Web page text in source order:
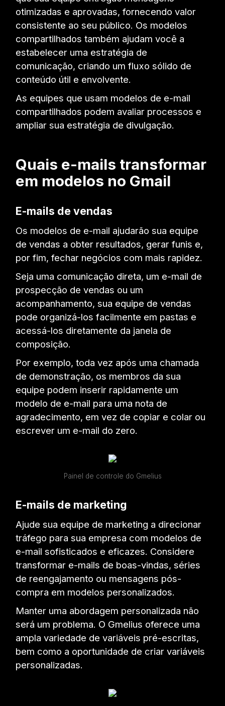
otimizadas e aprovadas, fornecendo valor
consistente ao seu público. Os modelos
compartilhados também ajudam você a
estabelecer uma estratégia de
comunicação, criando um fluxo sólido de
conteúdo útil e envolvente.
As equipes que usam modelos de e-mail
compartilhados podem avaliar processos e
ampliar sua estratégia de divulgação.
Quais e-mails transformar
em modelos no Gmail
E-mails de vendas
Os modelos de e-mail ajudarão sua equipe
de vendas a obter resultados, gerar funis e,
por fim, fechar negócios com mais rapidez.
Seja uma comunicação direta, um e-mail de
prospecção de vendas ou um
acompanhamento, sua equipe de vendas
pode organizá-los facilmente em pastas e
acessá-los diretamente da janela de
composição.
Por exemplo, toda vez após uma chamada
de demonstração, os membros da sua
equipe podem inserir rapidamente um
modelo de e-mail para uma nota de
agradecimento, em vez de copiar e colar ou
escrever um e-mail do zero.
Painel de controle do Gmelius
E-mails de marketing
Ajude sua equipe de marketing a direcionar
tráfego para sua empresa com modelos de
e-mail sofisticados e eficazes. Considere
transformar e-mails de boas-vindas, séries
de reengajamento ou mensagens pós-
compra em modelos personalizados.
Manter uma abordagem personalizada não
será um problema. O Gmelius oferece uma
ampla variedade de variáveis pré-escritas,
bem como a oportunidade de criar variáveis
personalizadas.